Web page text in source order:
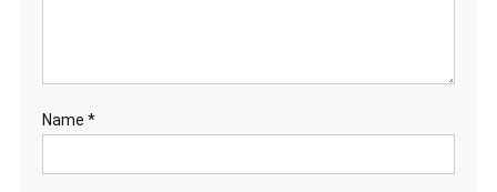
Name *